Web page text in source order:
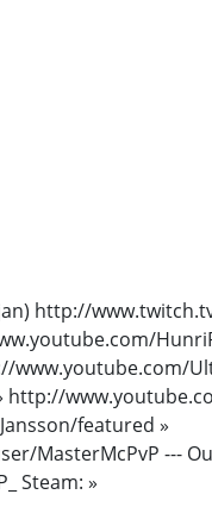
http://www.twitch.tv/
www.youtube.com/
featured »
MasterMcPvP ---
Steam: »